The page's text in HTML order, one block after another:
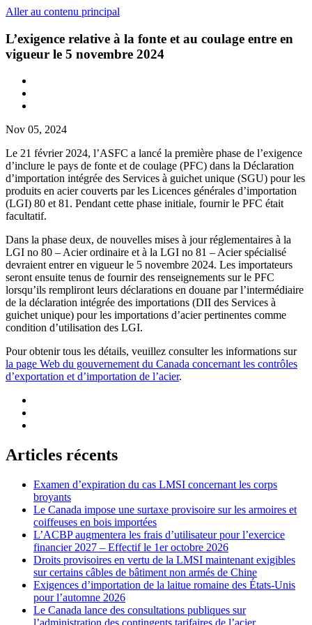
Aller au contenu principal
L’exigence relative à la fonte et au coulage entre en
vigueur le 5 novembre 2024
Nov 05, 2024
Le 21 février 2024, l’ASFC a lancé la première phase de l’exigence
d’inclure le pays de fonte et de coulage (PFC) dans la Déclaration
d’importation intégrée des Services à guichet unique (SGU) pour les
produits en acier couverts par les Licences générales d’importation
(LGI) 80 et 81. Pendant cette phase initiale, fournir le PFC était
facultatif.
Dans la phase deux, de nouvelles mises à jour réglementaires à la
LGI no 80 – Acier ordinaire et à la LGI no 81 – Acier spécialisé
devraient entrer en vigueur le 5 novembre 2024. Les importateurs
seront ensuite tenus de fournir des renseignements sur le PFC
lorsqu’ils rempliront leurs déclarations en douane par l’intermédiaire
de la déclaration intégrée des importations (DII des Services à
guichet unique) pour les importations d’acier pertinentes comme
condition d’utilisation des LGI.
Pour obtenir tous les détails, veuillez consulter les informations sur
la page Web du gouvernement du Canada concernant les contrôles
d’exportation et d’importation de l’acier.
Articles récents
Examen d’expiration du cas LMSI concernant les corps
broyants
Le Canada impose une surtaxe provisoire sur les armoires et
coiffeuses en bois importées
L’ACBP augmentera les frais d’utilisateur pour l’exercice
financier 2027 – Effectif le 1er octobre 2026
Droits provisoires en vertu de la LMSI maintenant exigibles
sur certains câbles de bâtiment non armés de Chine
Exigences d’importation de la laitue romaine des États-Unis
pour l’automne 2026
Le Canada lance des consultations publiques sur